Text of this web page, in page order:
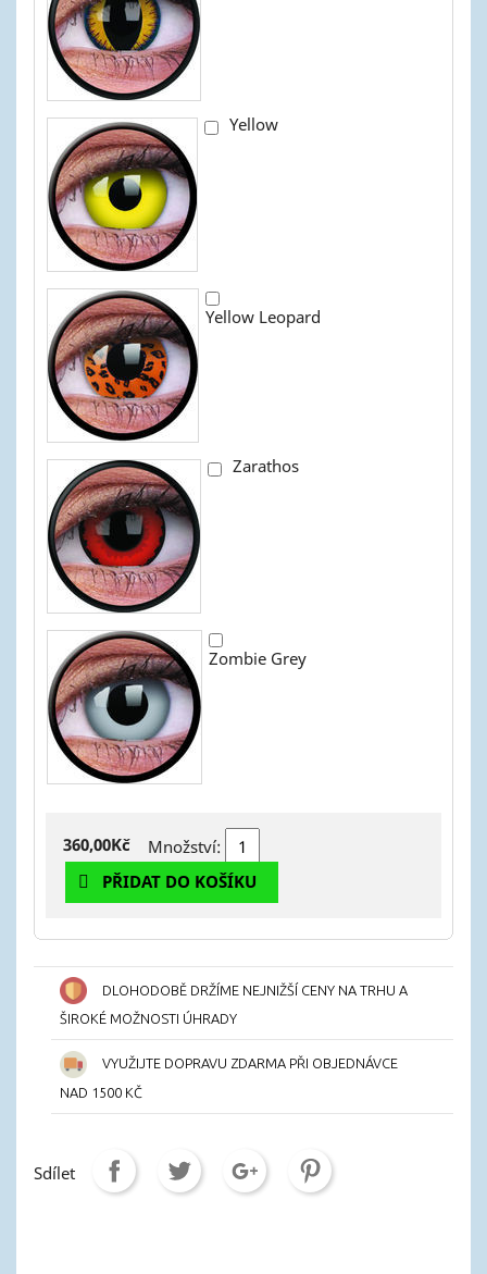
Yellow
Yellow Leopard
Zarathos
Zombie Grey
360,00Kč
Množství:
PŘIDAT DO KOŠÍKU
DLOHODOBĚ DRŽÍME NEJNIŽŠÍ CENY NA TRHU A
ŠIROKÉ MOŽNOSTI ÚHRADY
VYUŽIJTE DOPRAVU ZDARMA PŘI OBJEDNÁVCE
NAD 1500 KČ
Sdílet